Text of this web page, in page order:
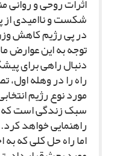
اثرات روحى و
شکست و ناامیدى از
در پى رژیم کاهش
توجه به این عوارض
دنبال راهى براى
راه را در وهله
مورد نوع رژیم
سبک زندگى است که
راهنمایى خواهد کرد.
اما راه حل کلى که به